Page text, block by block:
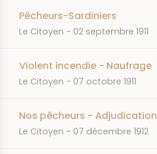
Pêcheurs-Sardiniers
JOURNAL
Le Citoyen DATE
02 septembre 1911
Violent incendie - Naufrage
JOURNAL
Le Citoyen DATE
07 octobre 1911
Nos pêcheurs - Adjudication
JOURNAL
Le Citoyen DATE
07 décembre 1912